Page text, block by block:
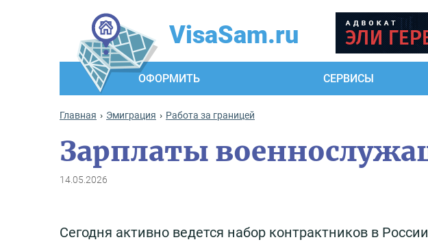
VisaSam.ru
ОФОРМИТЬ СЕРВИСЫ
Главная Эмиграция Работа за границей
Зарплаты
14.05.2026
Сегодня активно ведется набор контрактников в